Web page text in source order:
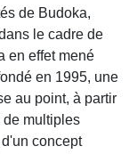
de Budoka,
le cadre de
en effet mené
en 1995, une
au point, à partir
de multiples
concept